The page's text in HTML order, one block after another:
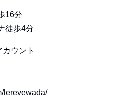
16分
徒歩4分
ウント
lerevewada/